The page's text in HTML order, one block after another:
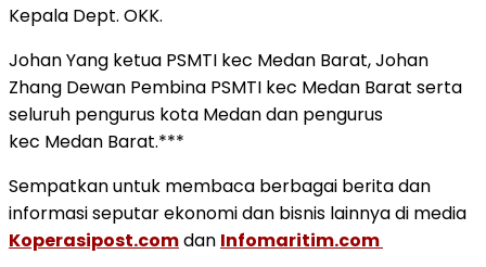
Kepala Dept. OKK.
Johan Yang ketua PSMTI kec Medan Barat, Johan
Zhang Dewan Pembina PSMTI kec Medan Barat serta
seluruh pengurus kota Medan dan pengurus
kec Medan Barat.***
Sempatkan untuk membaca berbagai berita dan
informasi seputar ekonomi dan bisnis lainnya di media
Koperasipost.comdan Infomaritim.com